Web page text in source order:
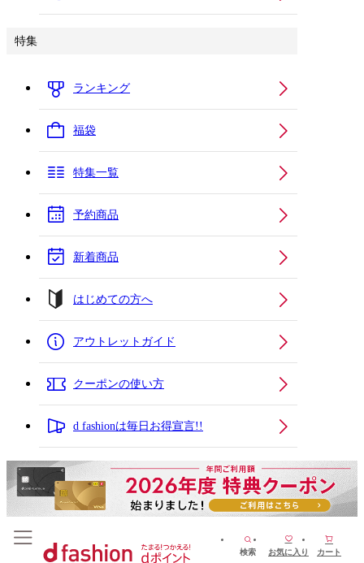
特集
ランキング
福袋
特集一覧
予約商品
新着商品
はじめての方へ
アウトレットガイド
クーポンの使い方
d fashionは毎日お得宣言!!
検索 お気に入り カート